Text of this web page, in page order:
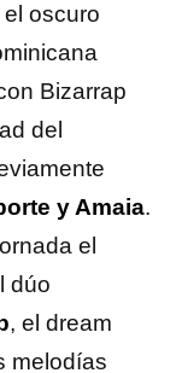
oscuro
Bizarrap
del
y Amaia.
el
dúo
, el dream
melodías